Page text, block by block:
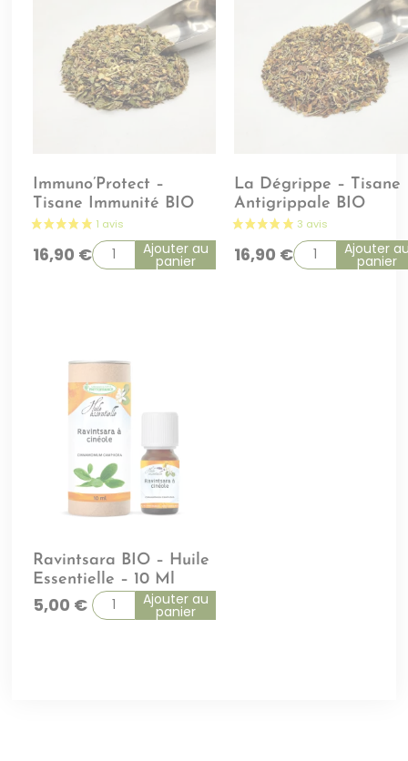
Immuno’Protect –
Tisane Immunité BIO
16,90 € Ajouter au
panier
La Dégrippe – Tisane
Antigrippale BIO
16,90 € Ajouter
panier
Ravintsara BIO – Huile
Essentielle – 10 Ml
5,00 € Ajouter au
panier